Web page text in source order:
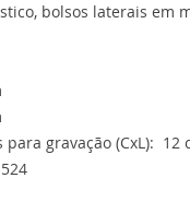
bolsos laterais em
gravação (CxL): 12